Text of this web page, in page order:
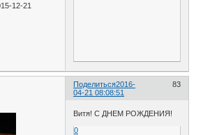
12-21
Поделиться 83
2016-
04-21 08:08:51
Витя! С ДНЕМ РОЖДЕНИЯ!
0